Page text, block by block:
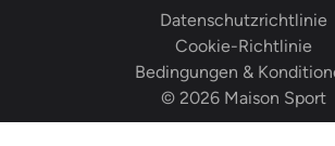
© 2026 Maison Sport
Bedingungen &
Cookie-Richtlinie
Datenschutzrichtlinie